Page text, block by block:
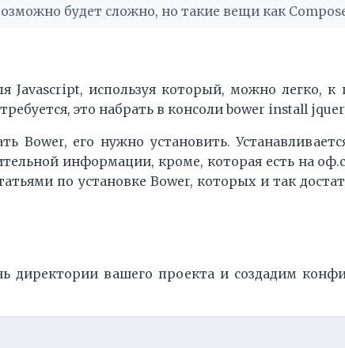
будет сложно, но такие вещи как
Javascript, используя который, можно легко, к
это набрать в консоли bower install
Bower, его нужно установить.
информации, кроме, которая есть на
по установке Bower, которых и так
директории вашего проекта и создадим